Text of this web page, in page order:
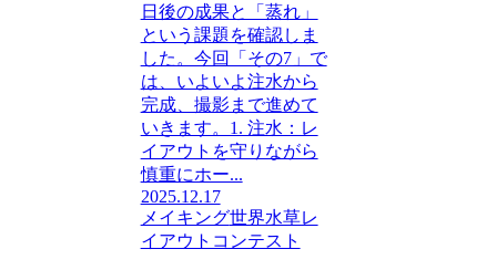
日後の成果と「蒸れ」
という課題を確認しま
した。今回「その7」で
は、いよいよ注水から
完成、撮影まで進めて
いきます。1. 注水：レ
イアウトを守りながら
慎重にホー...
2025.12.17
メイキング世界水草レ
イアウトコンテスト